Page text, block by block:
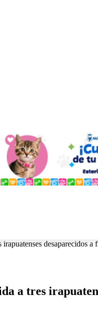
desaparecidos a
a tres